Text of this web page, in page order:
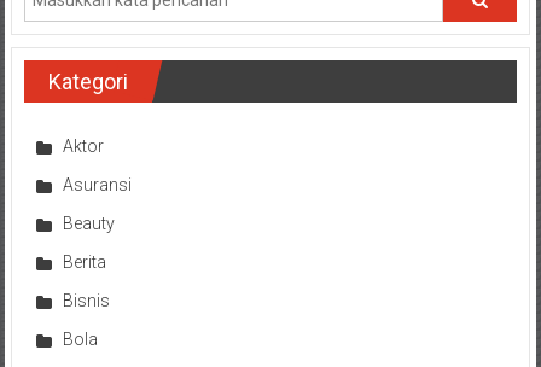
Kategori
Aktor
Asuransi
Beauty
Berita
Bisnis
Bola